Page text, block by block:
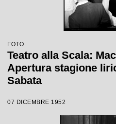
FOTO
Teatro alla Scala:
Apertura stagione
Sabata
07 DICEMBRE 1952